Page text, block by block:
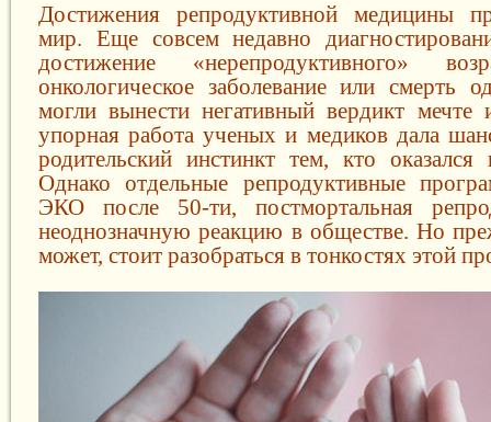
Достижения репродуктивной медицины
мир. Еще совсем недавно
достижение «нерепродуктивного»
онкологическое заболевание или смерть
могли вынести негативный вердикт мечте
упорная работа ученых и медиков дала
родительский инстинкт тем, кто оказался
Однако отдельные репродуктивные
ЭКО после 50-ти, постмортальная
неоднозначную реакцию в обществе. Но
может, стоит разобраться в тонкостях этой